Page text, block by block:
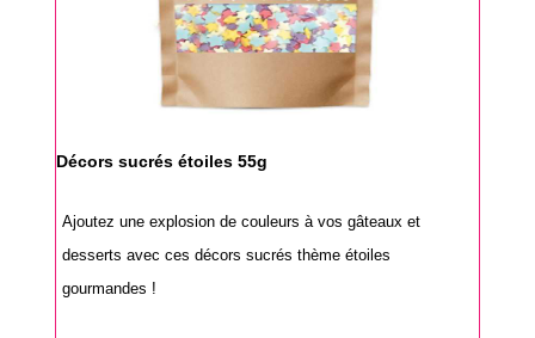
Décors sucrés étoiles 55g
Ajoutez une explosion de couleurs à vos gâteaux et
desserts avec ces décors sucrés thème étoiles
gourmandes !